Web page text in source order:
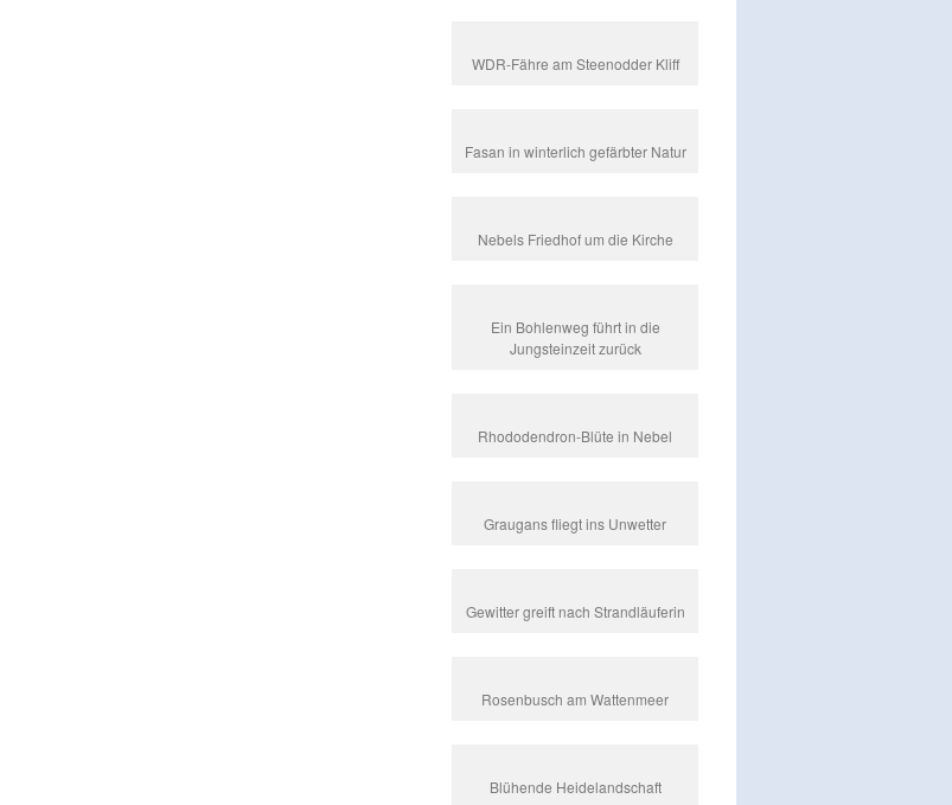
WDR-Fähre am Steenodder Kliff
Fasan in winterlich gefärbter Natur
Nebels Friedhof um die Kirche
Ein Bohlenweg führt in die
Jungsteinzeit zurück
Rhododendron-Blüte in Nebel
Graugans fliegt ins Unwetter
Gewitter greift nach Strandläuferin
Rosenbusch am Wattenmeer
Blühende Heidelandschaft